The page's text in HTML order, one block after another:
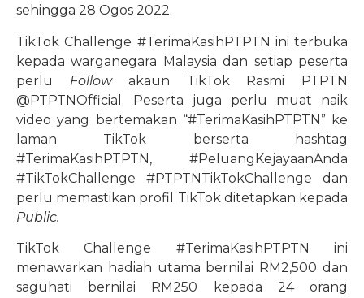
sehingga 28 Ogos 2022.
TikTok Challenge #TerimaKasihPTPTN ini terbuka
kepada warganegara Malaysia dan setiap peserta
perlu Followakaun TikTok Rasmi PTPTN
@PTPTNOfficial. Peserta juga perlu muat naik
video yang bertemakan “#TerimaKasihPTPTN” ke
laman TikTok berserta hashtag
#TerimaKasihPTPTN, #PeluangKejayaanAnda
#TikTokChallenge #PTPTNTikTokChallenge dan
perlu memastikan profil TikTok ditetapkan kepada
Public.
TikTok Challenge #TerimaKasihPTPTN ini
menawarkan hadiah utama bernilai RM2,500 dan
saguhati bernilai RM250 kepada 24 orang